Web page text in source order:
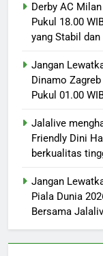
Derby AC
Pukul 18.00
yang Stabil
Jangan
Dinamo
Pukul 01.00
Jalalive
Friendly Dini
berkualitas
Jangan
Piala Dunia
Bersama